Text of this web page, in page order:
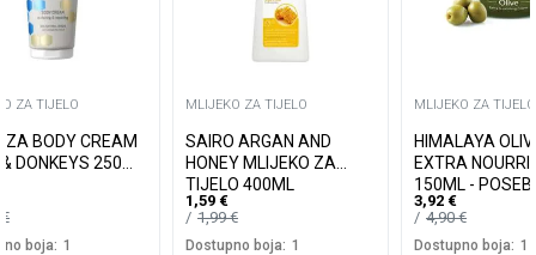
ZA TIJELO
BODY CREAM
DONKEYS 250
€
boja: 1
MLIJEKO ZA TIJELO
SAIRO ARGAN AND
HONEY MLIJEKO ZA
TIJELO 400ML
1,59 €
1,99€
Dostupno boja: 1
MLIJEKO ZA TIJELO
HIMALAYA
EXTRA
150ML -
HRANLJIVA
MASLI...
3,92 €
4,90€
Dostupno boja: 1